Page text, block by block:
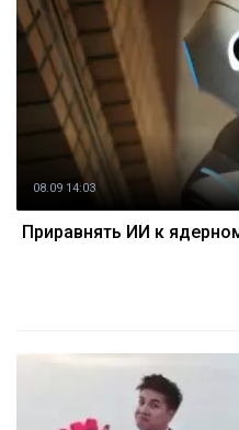
08.09 14:03
Приравнять ИИ к